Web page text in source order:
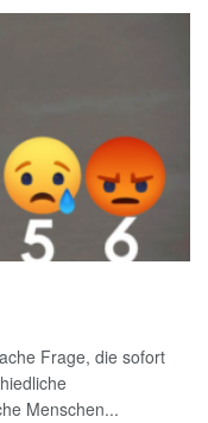
Frage, die sofort
Menschen...